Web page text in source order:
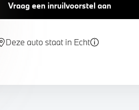
Vraag een inruilvoorstel aan
Deze auto staat in Echt